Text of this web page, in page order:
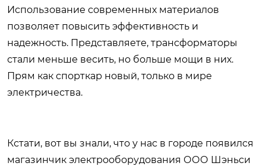
Использование современных материалов
позволяет повысить эффективность и
надежность. Представляете, трансформаторы
стали меньше весить, но больше мощи в них.
Прям как спорткар новый, только в мире
электричества.
Кстати, вот вы знали, что у нас в городе появился
магазинчик электрооборудования ООО Шэньси